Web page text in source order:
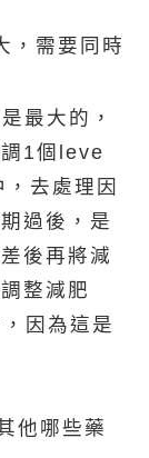
，需要同時
最大的，
1個leve
去處理因
過後，是
後再將減
整減肥
因為這是
他哪些藥